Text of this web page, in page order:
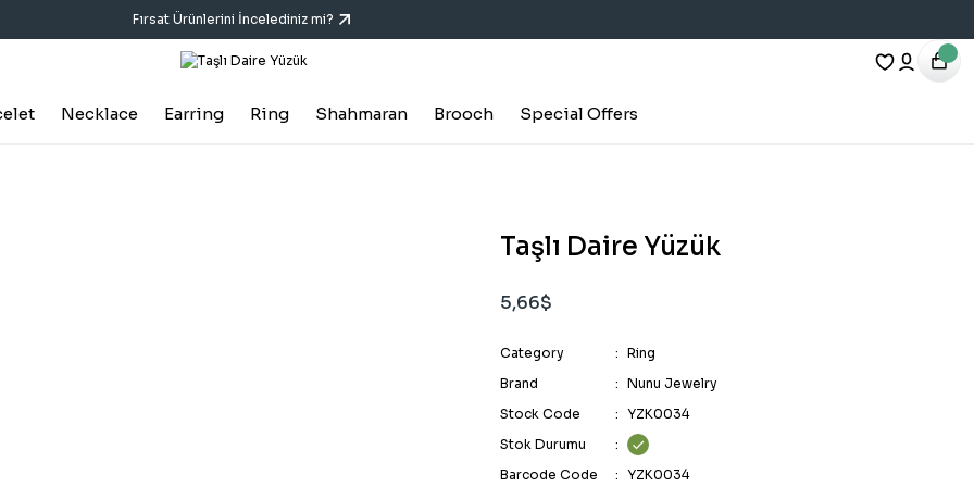
Fırsat Ürünlerini İncelediniz mi?
Necklace Earring Ring Shahmaran Brooch Special Offers
Taşlı Daire Yüzük
5,66$
Category
Ring
Brand
Nunu Jewelry
Stock Code
YZK0034
Stok Durumu
Barcode Code
YZK0034